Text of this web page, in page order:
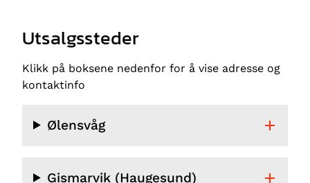
Utsalgssteder
Klikk på boksene nedenfor for å vise adresse og
kontaktinfo
Ølensvåg
Gismarvik (Haugesund)